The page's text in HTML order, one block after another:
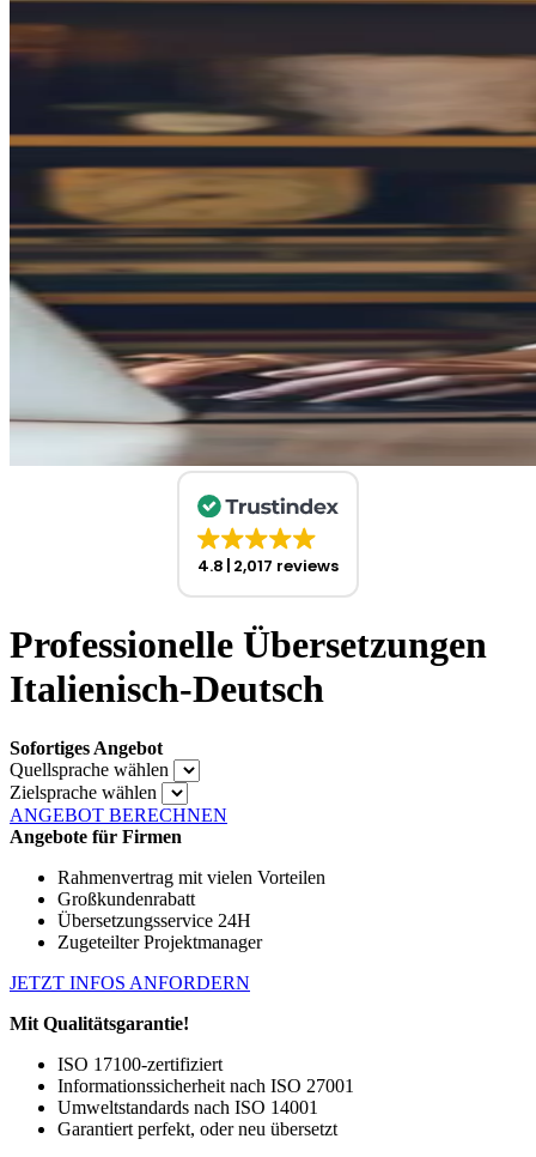
4.8 2,017 reviews
Professionelle Übersetzungen
Italienisch-Deutsch
Sofortiges Angebot
Quellsprache wählen
Zielsprache wählen
ANGEBOT BERECHNEN
Angebote für Firmen
Rahmenvertrag mit vielen Vorteilen
Großkundenrabatt
Übersetzungsservice 24H
Zugeteilter Projektmanager
JETZT INFOS ANFORDERN
Mit Qualitätsgarantie!
ISO 17100-zertifiziert
Informationssicherheit nach ISO 27001
Umweltstandards nach ISO 14001
Garantiert perfekt, oder neu übersetzt